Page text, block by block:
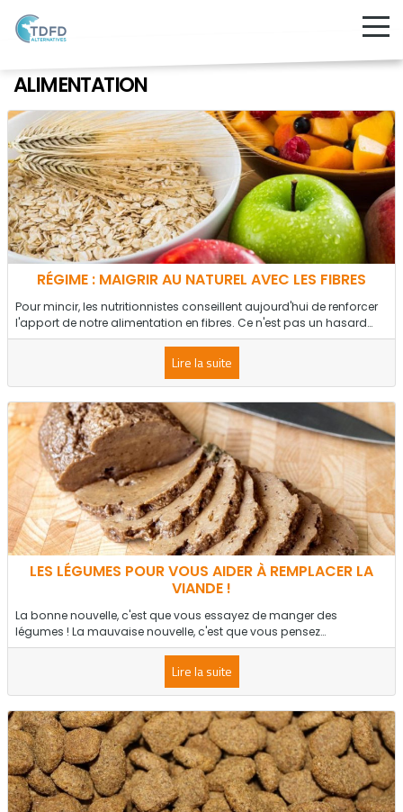
ALIMENTATION
RÉGIME : MAIGRIR AU NATUREL AVEC LES FIBRES
Pour mincir, les nutritionnistes conseillent aujourd'hui de renforcer
l'apport de notre alimentation en fibres. Ce n'est pas un hasard…
Lire la suite
LES LÉGUMES POUR VOUS AIDER À REMPLACER LA
VIANDE !
La bonne nouvelle, c'est que vous essayez de manger des
légumes ! La mauvaise nouvelle, c'est que vous pensez…
Lire la suite